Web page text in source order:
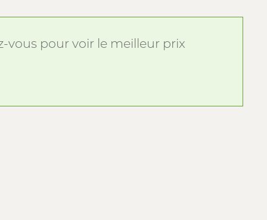
vous pour voir le meilleur prix